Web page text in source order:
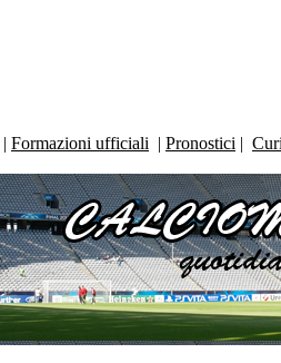
| Formazioni ufficiali | Pronostici |